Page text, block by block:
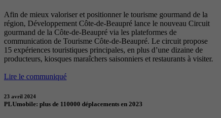
Afin de mieux valoriser et positionner le tourisme gourmand de la
région, Développement Côte-de-Beaupré lance le nouveau Circuit
gourmand de la Côte-de-Beaupré via les plateformes de
communication de Tourisme Côte-de-Beaupré. Le circuit propose
15 expériences touristiques principales, en plus d’une dizaine de
producteurs, kiosques maraîchers saisonniers et restaurants à visiter.
Lire le communiqué
23 avril 2024
PLUmobile: plus de 110000 déplacements en 2023